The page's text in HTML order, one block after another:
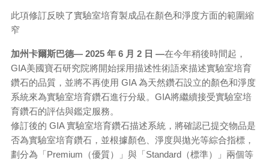
此項修訂反映了實驗室培育製成品在顏色和淨度方面的範圍縮
窄
加州卡爾斯巴德— 2025 年 6 月 2 日 —在今年稍後時間起，
GIA美國寶石研究院將開始採用描述性術語來描述實驗室培育
鑽石的品質，並將不再使用 GIA 為天然鑽石設立的顏色和淨度
系統來為實驗室培育鑽石進行分級。GIA將繼續接受實驗室培
育鑽石的評估與鑑定服務。
修訂後的 GIA 實驗室培育鑽石描述系統，將確認已提交物品是
否為實驗室培育鑽石，並根據顏色、淨度與拋光等綜合指標，
劃分為「Premium（優質）」與「Standard（標準）」兩個等